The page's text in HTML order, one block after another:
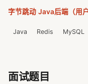
字节跳动 Java后端（用户
Java Redis MySQL
面试题目